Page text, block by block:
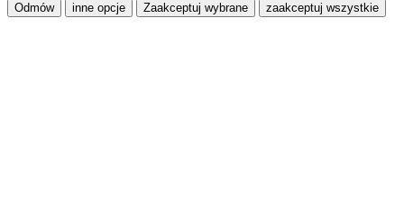
Odmów inne opcje Zaakceptuj wybrane zaakceptuj wszystkie